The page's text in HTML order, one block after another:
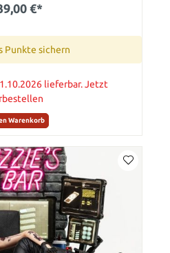
€*
Punkte sichern
lieferbar. Jetzt
Warenkorb